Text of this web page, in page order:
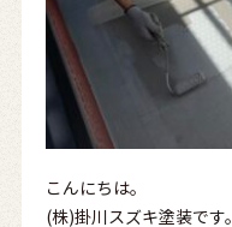
こんにちは。
(株)掛川スズキ塗装です。